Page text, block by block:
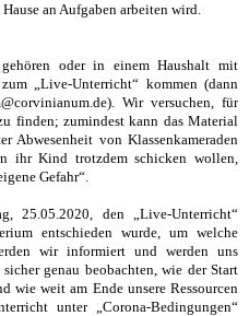
an Aufgaben arbeiten wird.
oder in einem Haushalt mit
„Live-Unterricht“ kommen (dann
Wir versuchen, für
finden; zumindest kann das Material
Abwesenheit von Klassenkameraden
ihr Kind trotzdem schicken wollen,
Gefahr“.
25.05.2020, den „Live-Unterricht“
entschieden wurde, um welche
wir informiert und werden uns
genau beobachten, wie der Start
wie weit am Ende unsere Ressourcen
unter „Corona-Bedingungen“